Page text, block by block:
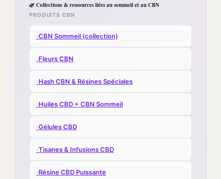
🌿 Collections & ressources liées au sommeil et au CBN
PRODUITS CBN
›CBN Sommeil (collection)
›Fleurs CBN
›Hash CBN & Résines Spéciales
›Huiles CBD + CBN Sommeil
›Gélules CBD
›Tisanes & Infusions CBD
›Résine CBD Puissante